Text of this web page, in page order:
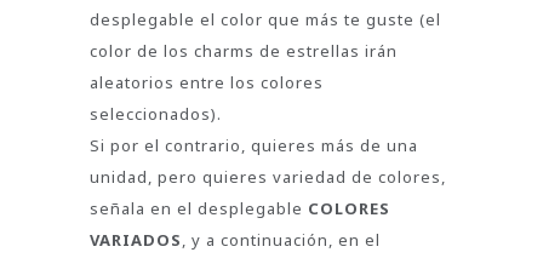
desplegable el color que más te guste (el
color de los charms de estrellas irán
aleatorios entre los colores
seleccionados).
Si por el contrario, quieres más de una
unidad, pero quieres variedad de colores,
señala en el desplegable COLORES
VARIADOS, y a continuación, en el